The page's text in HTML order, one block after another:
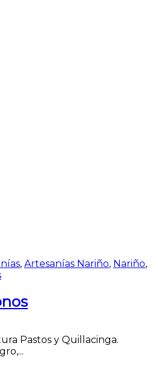
, Artesanías Nariño, Nariño,
Pastos y Quillacinga.